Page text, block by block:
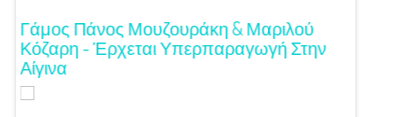
Γάμος Πάνος Μουζουράκη & Μαριλού
Κόζαρη - Έρχεται Υπερπαραγωγή Στην
Αίγινα